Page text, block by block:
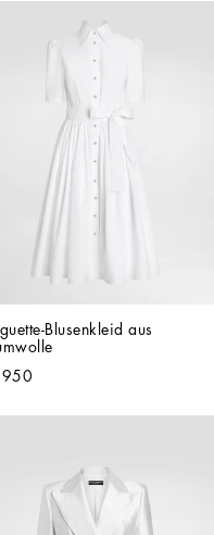
Blusenkleid aus